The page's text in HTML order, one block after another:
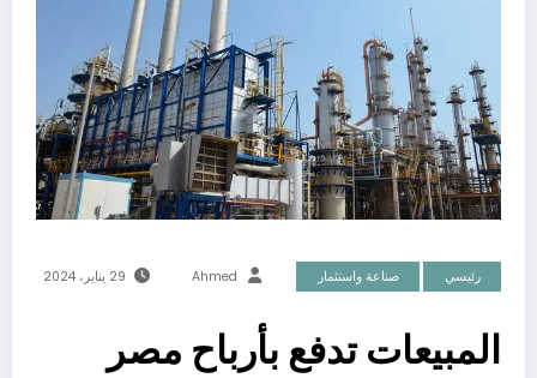
رئيسي صناعة واستثمار Ahmed 29 يناير، 2024
المبيعات تدفع بأرباح مصر